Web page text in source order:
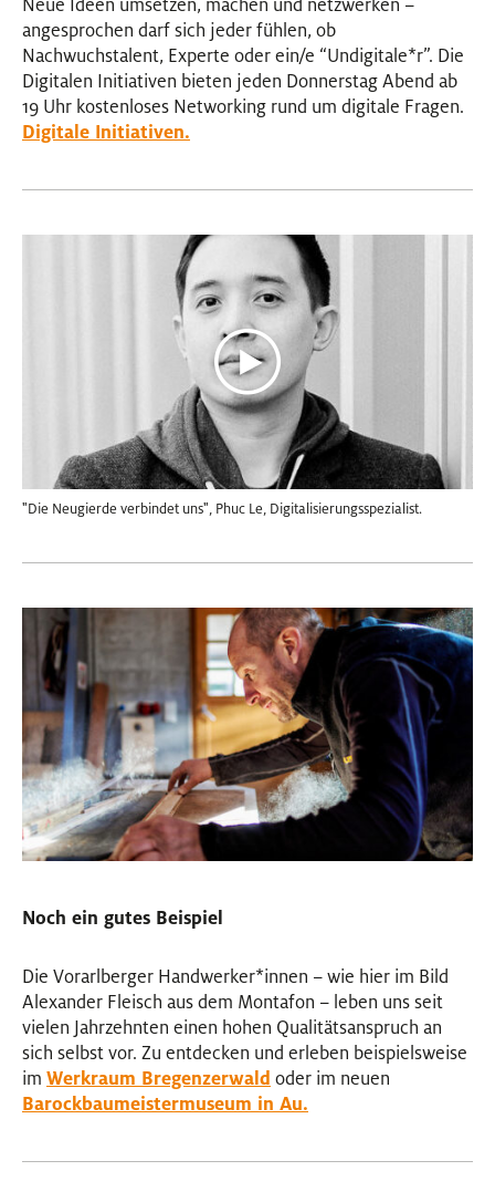
Neue Ideen umsetzen, machen und netzwerken –
angesprochen darf sich jeder fühlen, ob
Nachwuchstalent, Experte oder ein/e “Undigitale*r”. Die
Digitalen Initiativen bieten jeden Donnerstag Abend ab
19 Uhr kostenloses Networking rund um digitale Fragen.
Digitale Initiativen.
"Die Neugierde verbindet uns", Phuc Le, Digitalisierungsspezialist.
Noch ein gutes Beispiel
Die Vorarlberger Handwerker*innen Innen
– wie hier im Bild
Alexander Fleisch aus dem Montafon – leben uns seit
vielen Jahrzehnten einen hohen Qualitätsanspruch an
sich selbst vor. Zu entdecken und erleben beispielsweise
im Werkraum Bregenzerwald oder im neuen
Barockbaumeistermuseum in Au.